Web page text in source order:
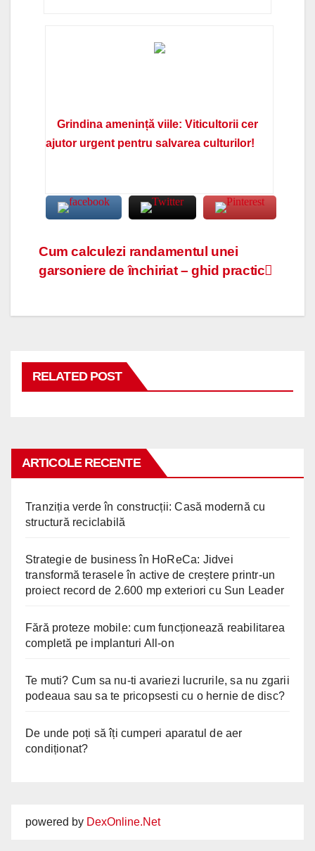
Grindina amenință viile: Viticultorii cer
ajutor urgent pentru salvarea culturilor!
Navigare
în
articole
Cum calculezi randamentul unei
garsoniere de închiriat – ghid practic
RELATED POST
ARTICOLE RECENTE
Tranziția verde în construcții: Casă modernă cu
structură reciclabilă
Strategie de business în HoReCa: Jidvei
transformă terasele în active de creștere printr-un
proiect record de 2.600 mp exteriori cu Sun Leader
Fără proteze mobile: cum funcționează reabilitarea
completă pe implanturi All-on
Te muti? Cum sa nu-ti avariezi lucrurile, sa nu zgarii
podeaua sau sa te pricopsesti cu o hernie de disc?
De unde poți să îți cumperi aparatul de aer
condiționat?
powered by DexOnline.Net